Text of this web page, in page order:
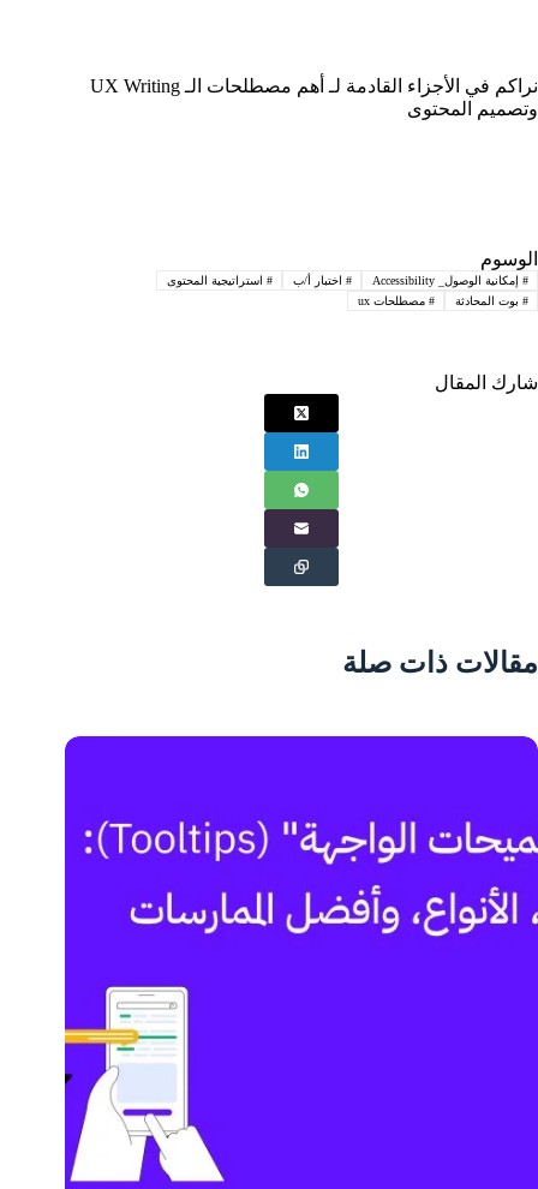
نراكم في الأجزاء القادمة لـ أهم مصطلحات الـ UX Writing
وتصميم المحتوى
الوسوم
# إمكانية الوصول_ Accessibility # اختبار أ/ب # استراتيجية المحتوى
# بوت المحادثة # مصطلحات ux
شارك المقال
مقالات ذات صلة